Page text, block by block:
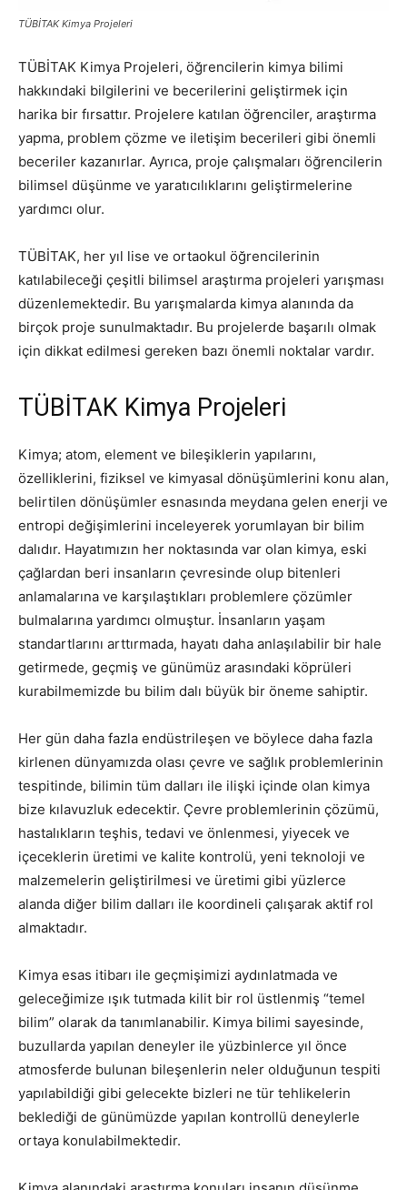
TÜBİTAK Kimya Projeleri
TÜBİTAK Kimya Projeleri, öğrencilerin kimya bilimi
hakkındaki bilgilerini ve becerilerini geliştirmek için
harika bir fırsattır. Projelere katılan öğrenciler, araştırma
yapma, problem çözme ve iletişim becerileri gibi önemli
beceriler kazanırlar. Ayrıca, proje çalışmaları öğrencilerin
bilimsel düşünme ve yaratıcılıklarını geliştirmelerine
yardımcı olur.
TÜBİTAK, her yıl lise ve ortaokul öğrencilerinin
katılabileceği çeşitli bilimsel araştırma projeleri yarışması
düzenlemektedir. Bu yarışmalarda kimya alanında da
birçok proje sunulmaktadır. Bu projelerde başarılı olmak
için dikkat edilmesi gereken bazı önemli noktalar vardır.
TÜBİTAK Kimya Projeleri
Kimya; atom, element ve bileşiklerin yapılarını,
özelliklerini, fiziksel ve kimyasal dönüşümlerini konu alan,
belirtilen dönüşümler esnasında meydana gelen enerji ve
entropi değişimlerini inceleyerek yorumlayan bir bilim
dalıdır. Hayatımızın her noktasında var olan kimya, eski
çağlardan beri insanların çevresinde olup bitenleri
anlamalarına ve karşılaştıkları problemlere çözümler
bulmalarına yardımcı olmuştur. İnsanların yaşam
standartlarını arttırmada, hayatı daha anlaşılabilir bir hale
getirmede, geçmiş ve günümüz arasındaki köprüleri
kurabilmemizde bu bilim dalı büyük bir öneme sahiptir.
Her gün daha fazla endüstrileşen ve böylece daha fazla
kirlenen dünyamızda olası çevre ve sağlık problemlerinin
tespitinde, bilimin tüm dalları ile ilişki içinde olan kimya
bize kılavuzluk edecektir. Çevre problemlerinin çözümü,
hastalıkların teşhis, tedavi ve önlenmesi, yiyecek ve
içeceklerin üretimi ve kalite kontrolü, yeni teknoloji ve
malzemelerin geliştirilmesi ve üretimi gibi yüzlerce
alanda diğer bilim dalları ile koordineli çalışarak aktif rol
almaktadır.
Kimya esas itibarı ile geçmişimizi aydınlatmada ve
geleceğimize ışık tutmada kilit bir rol üstlenmiş “temel
bilim” olarak da tanımlanabilir. Kimya bilimi sayesinde,
buzullarda yapılan deneyler ile yüzbinlerce yıl önce
atmosferde bulunan bileşenlerin neler olduğunun tespiti
yapılabildiği gibi gelecekte bizleri ne tür tehlikelerin
beklediği de günümüzde yapılan kontrollü deneylerle
ortaya konulabilmektedir.